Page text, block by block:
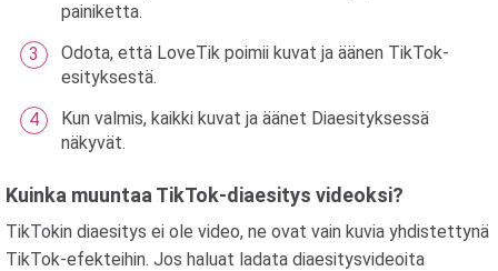
painiketta.
Odota, että LoveTik poimii kuvat ja äänen TikTok-
esityksestä.
Kun valmis, kaikki kuvat ja äänet Diaesityksessä
näkyvät.
Kuinka muuntaa TikTok-diaesitys videoksi?
TikTokin diaesitys ei ole video, ne ovat vain kuvia yhdistettynä
TikTok-efekteihin. Jos haluat ladata diaesitysvideoita